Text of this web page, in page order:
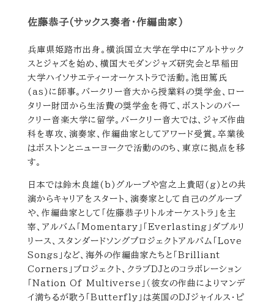
佐藤恭子(サックス奏者・作編曲家)
兵庫県姫路市出身。横浜国立大学在学中にアルトサック
スとジャズを始め、横国大モダンジャズ研究会と早稲田
大学ハイソサエティーオーケストラで活動。池田篤氏
(as)に師事。バークリー音大から授業料の奨学金、ロー
タリー財団から生活費の奨学金を得て、ボストンのバー
クリー音楽大学に留学。バークリー音大では、ジャズ作曲
科を専攻、演奏家、作編曲家としてアワード受賞。卒業後
はボストンとニューヨークで活動ののち、東京に拠点を移
す。
日本では鈴木良雄(b)グループや宮之上貴昭(g)との共
演からキャリアをスタート、演奏家として自己のグループ
や、作編曲家として「佐藤恭子リトルオーケストラ」を主
宰、アルバム「Momentary」「Everlasting」ダブルリ
リース、スタンダードソングプロジェクトアルバム「Love
Songs」など、海外の作編曲家たちと「Brilliant
Corners」プロジェクト、クラブDJとのコラボレーション
「Nation Of Multiverse」（彼女の作曲によりマンデ
イ満ちるが歌う「Butterfly」は英国のDJジャイルス・ピ